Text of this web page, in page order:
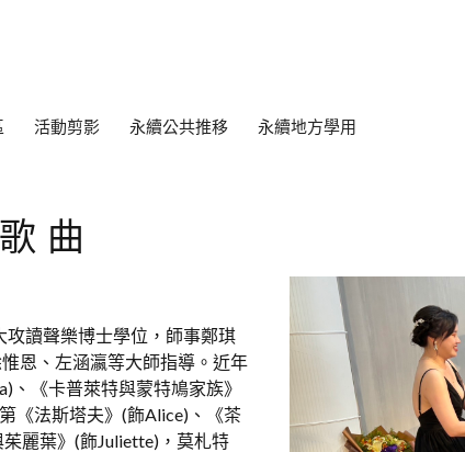
活動剪影 永續公共推移 永續地方學用
曲
讀聲樂博士學位，師事鄭琪
恩、左涵瀛等大師指導。近年
《卡普萊特與蒙特鳩家族》
《法斯塔夫》(飾Alice)、《茶
麗葉》(飾Juliette)，莫札特